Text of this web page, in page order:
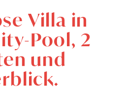
Villa in
Pool, 2
und